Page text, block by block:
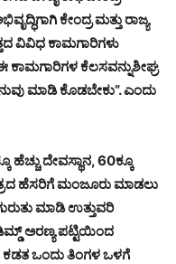
ಕೇಂದ್ರ ಮತ್ತು ರಾಜ್ಯ
ವಿವಿಧ ಕಾಮಗಾರಿಗಳು
ಕಾಮಗಾರಿಗಳ ಕೆಲಸವನ್ನುಶೀಘ್ರ
ಮಾಡಿ ಕೊಡಬೇಕು”. ಎಂದು
ಹೆಚ್ಚು ದೇವಸ್ಥಾನ, 60ಕ್ಕೂ
ಹೆಸರಿಗೆ ಮಂಜೂರು ಮಾಡಲು
ಮಾಡಿ ಉತ್ತುವರಿ
ಅರಣ್ಯ ಪಟ್ಟಿಯಿಂದ
ಒಂದು ತಿಂಗಳ ಒಳಗೆ